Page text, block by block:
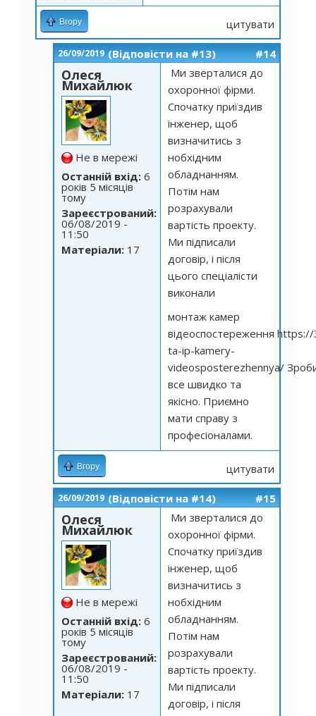
Вгору цитувати
26/09/2019 (Відповісти на #13) #14
Олеся
Михайлюк
Не в мережі
Останній вхід: 6
років 5 місяців
тому
Зареєстрований:
06/08/2019 -
11:50
Матеріали: 17
Ми зверталися до
охоронної фірми.
Спочатку приїздив
інженер, щоб
визначитись з
нобхідним
обладнанням.
Потім нам
розрахували
вартість проекту.
Ми підписали
договір, і після
цього спеціалісти
виконали
монтаж камер
відеоспостереження https://
ta-ip-kamery-
videosposterezhennya/
все швидко та
якісно. Приємно
мати справу з
професіоналами.
Вгору цитувати
26/09/2019 (Відповісти на #14) #15
Олеся
Михайлюк
Не в мережі
Останній вхід: 6
років 5 місяців
тому
Зареєстрований:
06/08/2019 -
11:50
Матеріали: 17
Ми зверталися до
охоронної фірми.
Спочатку приїздив
інженер, щоб
визначитись з
нобхідним
обладнанням.
Потім нам
розрахували
вартість проекту.
Ми підписали
договір, і після